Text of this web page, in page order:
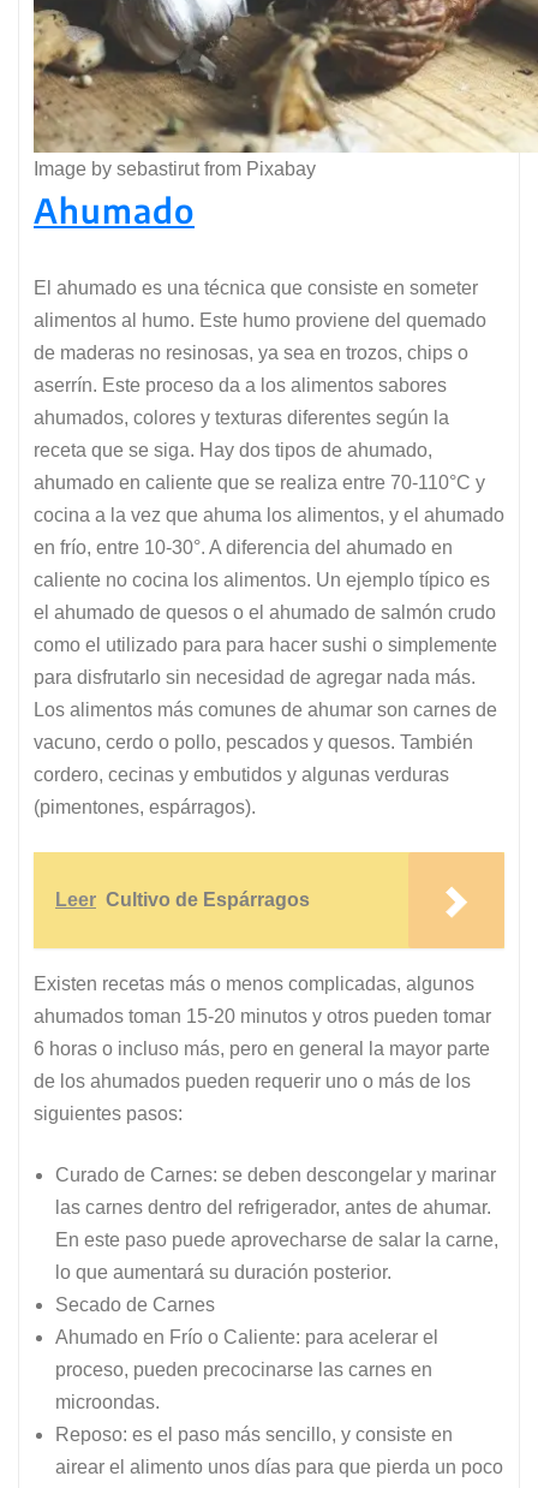
Image by sebastirut from Pixabay
Ahumado
El ahumado es una técnica que consiste en someter
alimentos al humo. Este humo proviene del quemado
de maderas no resinosas, ya sea en trozos, chips o
aserrín. Este proceso da a los alimentos sabores
ahumados, colores y texturas diferentes según la
receta que se siga. Hay dos tipos de ahumado,
ahumado en caliente que se realiza entre 70-110°C y
cocina a la vez que ahuma los alimentos, y el ahumado
en frío, entre 10-30°. A diferencia del ahumado en
caliente no cocina los alimentos. Un ejemplo típico es
el ahumado de quesos o el ahumado de salmón crudo
como el utilizado para para hacer sushi o simplemente
para disfrutarlo sin necesidad de agregar nada más.
Los alimentos más comunes de ahumar son carnes de
vacuno, cerdo o pollo, pescados y quesos. También
cordero, cecinas y embutidos y algunas verduras
(pimentones, espárragos).
Leer Cultivo de Espárragos
Existen recetas más o menos complicadas, algunos
ahumados toman 15-20 minutos y otros pueden tomar
6 horas o incluso más, pero en general la mayor parte
de los ahumados pueden requerir uno o más de los
siguientes pasos:
Curado de Carnes: se deben descongelar y marinar
las carnes dentro del refrigerador, antes de ahumar.
En este paso puede aprovecharse de salar la carne,
lo que aumentará su duración posterior.
Secado de Carnes
Ahumado en Frío o Caliente: para acelerar el
proceso, pueden precocinarse las carnes en
microondas.
Reposo: es el paso más sencillo, y consiste en
airear el alimento unos días para que pierda un poco